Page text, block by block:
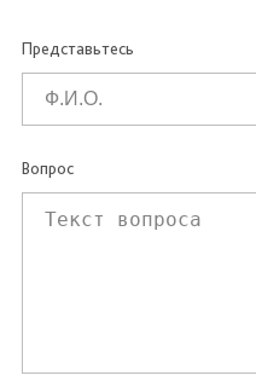
Представьтесь
Вопрос